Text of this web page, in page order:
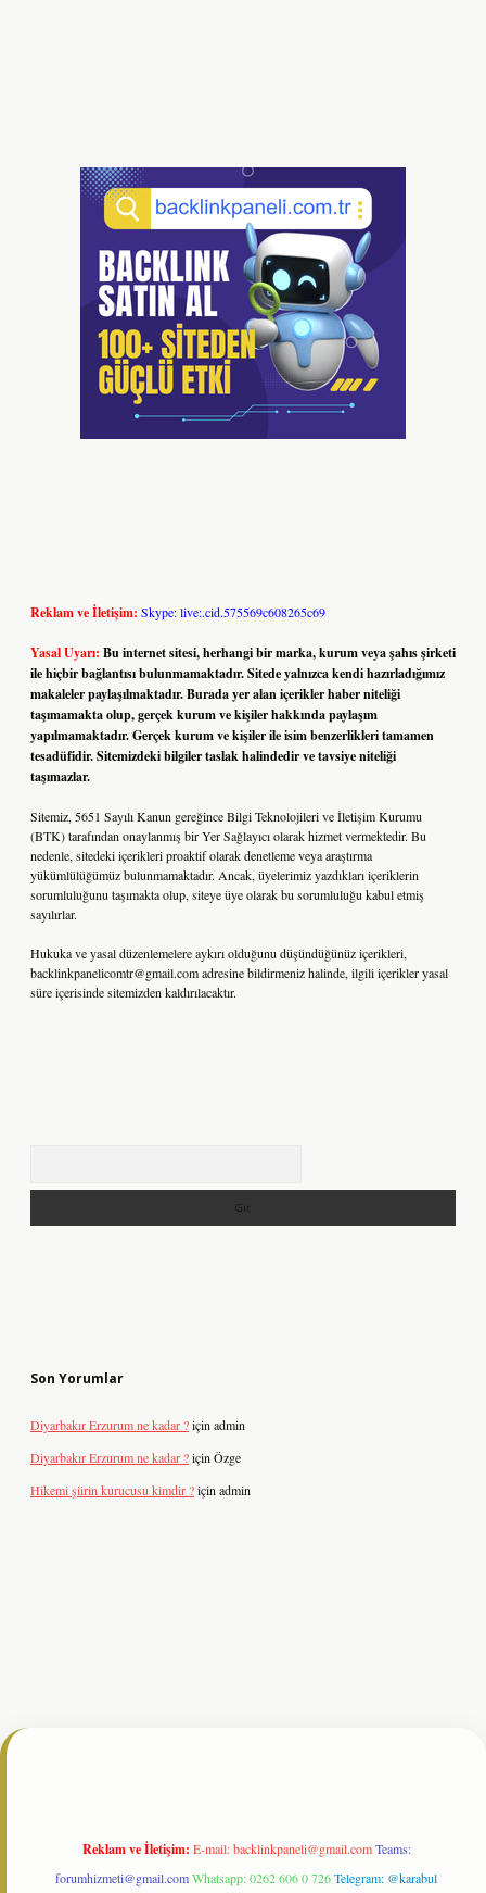
Reklam ve İletişim: Skype: live:.cid.575569c608265c69
Yasal Uyarı: Bu internet sitesi, herhangi bir marka, kurum veya şahıs şirketi
ile hiçbir bağlantısı bulunmamaktadır. Sitede yalnızca kendi hazırladığımız
makaleler paylaşılmaktadır. Burada yer alan içerikler haber niteliği
taşımamakta olup, gerçek kurum ve kişiler hakkında paylaşım
yapılmamaktadır. Gerçek kurum ve kişiler ile isim benzerlikleri tamamen
tesadüfidir. Sitemizdeki bilgiler taslak halindedir ve tavsiye niteliği
taşımazlar.
Sitemiz, 5651 Sayılı Kanun gereğince Bilgi Teknolojileri ve İletişim Kurumu
(BTK) tarafından onaylanmış bir Yer Sağlayıcı olarak hizmet vermektedir. Bu
nedenle, sitedeki içerikleri proaktif olarak denetleme veya araştırma
yükümlülüğümüz bulunmamaktadır. Ancak, üyelerimiz yazdıkları içeriklerin
sorumluluğunu taşımakta olup, siteye üye olarak bu sorumluluğu kabul etmiş
sayılırlar.
Hukuka ve yasal düzenlemelere aykırı olduğunu düşündüğünüz içerikleri,
backlinkpanelicomtr@gmail.comadresine bildirmeniz halinde, ilgili içerikler yasal
süre içerisinde sitemizden kaldırılacaktır.
Son Yorumlar
Diyarbakır Erzurum ne kadar ?için admin
Diyarbakır Erzurum ne kadar ?için Özge
Hikemi şiirin kurucusu kimdir ?için admin
Reklam ve İletişim: E-mail:backlinkpaneli@gmail.com Teams:
forumhizmeti@gmail.comWhatsapp: 0262 606 0 726Telegram: @karabul